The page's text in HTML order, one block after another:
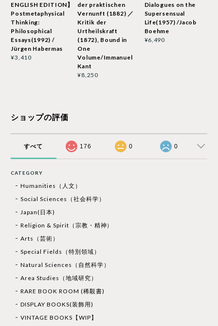
ENGLISH EDITION】
Postmetaphysical
Thinking:
Philosophical
Essays(1992) /
Jürgen Habermas
¥3,410
der praktischen
Vernunft (1882) ／
Kritik der
Urtheilskraft
(1872), Bound in
One
Volume/Immanuel
Kant
¥8,250
Dialogues on the
Supersensual
Life(1957) /Jacob
Boehme
¥6,490
ショップの評価
すべて 176 0 0
CATEGORY
Humanities（人文）
Social Sciences（社会科学）
Japan(日本)
Religion & Spirit（宗教・精神）
Arts（芸術）
Special Fields（特別領域）
Natural Sciences（自然科学）
Area Studies（地域研究）
RARE BOOK ROOM (稀覯書)
DISPLAY BOOKS(装飾用)
VINTAGE BOOKS【WIP】